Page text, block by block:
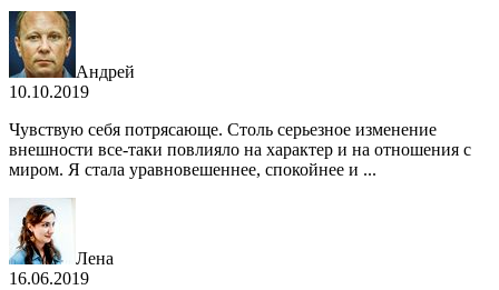
Андрей
10.10.2019
Чувствую себя потрясающе. Столь серьезное изменение
внешности все-таки повлияло на характер и на отношения с
миром. Я стала уравновешеннее, спокойнее и ...
Лена
16.06.2019